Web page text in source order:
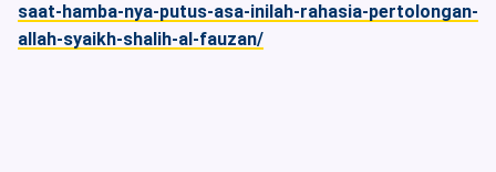
saat-hamba-nya-putus-asa-inilah-rahasia-pertolongan-
allah-syaikh-shalih-al-fauzan/